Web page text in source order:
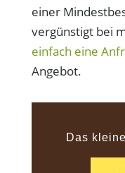
einer
vergünstigt bei
einfach eine
Angebot.
Das